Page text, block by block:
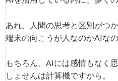
あれ、人間の思考と区別がつ
端末の向こうが人なのかAIな
もちろん、AIには感情もなく
しょせんは計算機ですから。